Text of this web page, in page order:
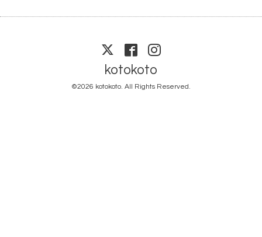
kotokoto
©2026 kotokoto. All Rights Reserved.